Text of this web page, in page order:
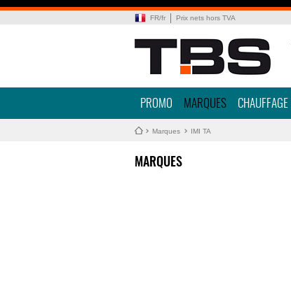
FR/fr Prix nets hors TVA
PROMO MARQUES CHAUFFAGE
Marques IMI TA
MARQUES